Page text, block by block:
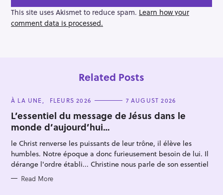
g
a
t
This site uses Akismet to reduce spam. Learn how your
comment data is processed.
Related Posts
C
T
E
G
O
R
I
E
S
À LA UNE FLEURS 2026 7 AUGUST 2026
L’essentiel du message de Jésus dans le
monde d’aujourd’hui…
le Christ renverse les puissants de leur trône, il élève les
humbles. Notre époque a donc furieusement besoin de lui. Il
dérange l'ordre établi... Christine nous parle de son essentiel
Read More
S